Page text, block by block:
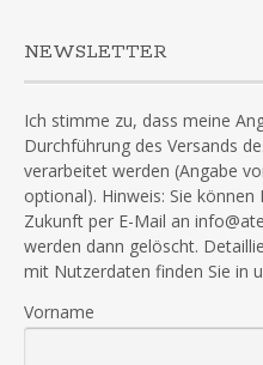
NEWSLETTER
Ich stimme zu, dass meine
Durchführung des Versands
verarbeitet werden (Angabe
optional). Hinweis: Sie
Zukunft per E-Mail an
werden dann gelöscht.
mit Nutzerdaten finden Sie in
Vorname